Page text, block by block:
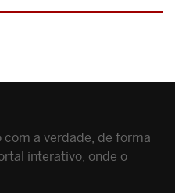
a verdade, de forma
interativo, onde o